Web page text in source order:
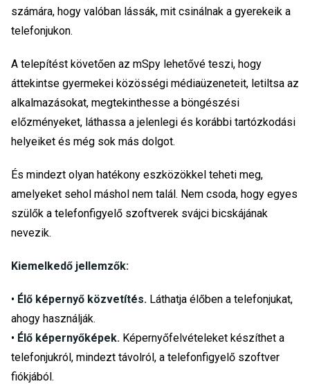
számára, hogy valóban lássák, mit csinálnak a gyerekeik a
telefonjukon.
A telepítést követően az mSpy lehetővé teszi, hogy
áttekintse gyermekei közösségi médiaüzeneteit, letiltsa az
alkalmazásokat, megtekinthesse a böngészési
előzményeket, láthassa a jelenlegi és korábbi tartózkodási
helyeiket és még sok más dolgot.
És mindezt olyan hatékony eszközökkel teheti meg,
amelyeket sehol máshol nem talál. Nem csoda, hogy egyes
szülők a telefonfigyelő szoftverek svájci bicskájának
nevezik.
Kiemelkedő jellemzők:
• Élő képernyő közvetítés. Láthatja élőben a telefonjukat,
ahogy használják.
• Élő képernyőképek. Képernyőfelvételeket készíthet a
telefonjukról, mindezt távolról, a telefonfigyelő szoftver
fiókjából.